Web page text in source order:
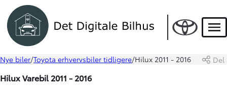
Nye biler Toyota erhvervsbiler tidligere Hilux 2011 - 2016 Del
Hilux Varebil 2011 - 2016